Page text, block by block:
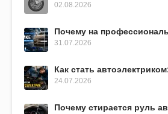
02.08.2026
Почему на
31.07.2026
Как стать
24.07.2026
Почему стирается руль